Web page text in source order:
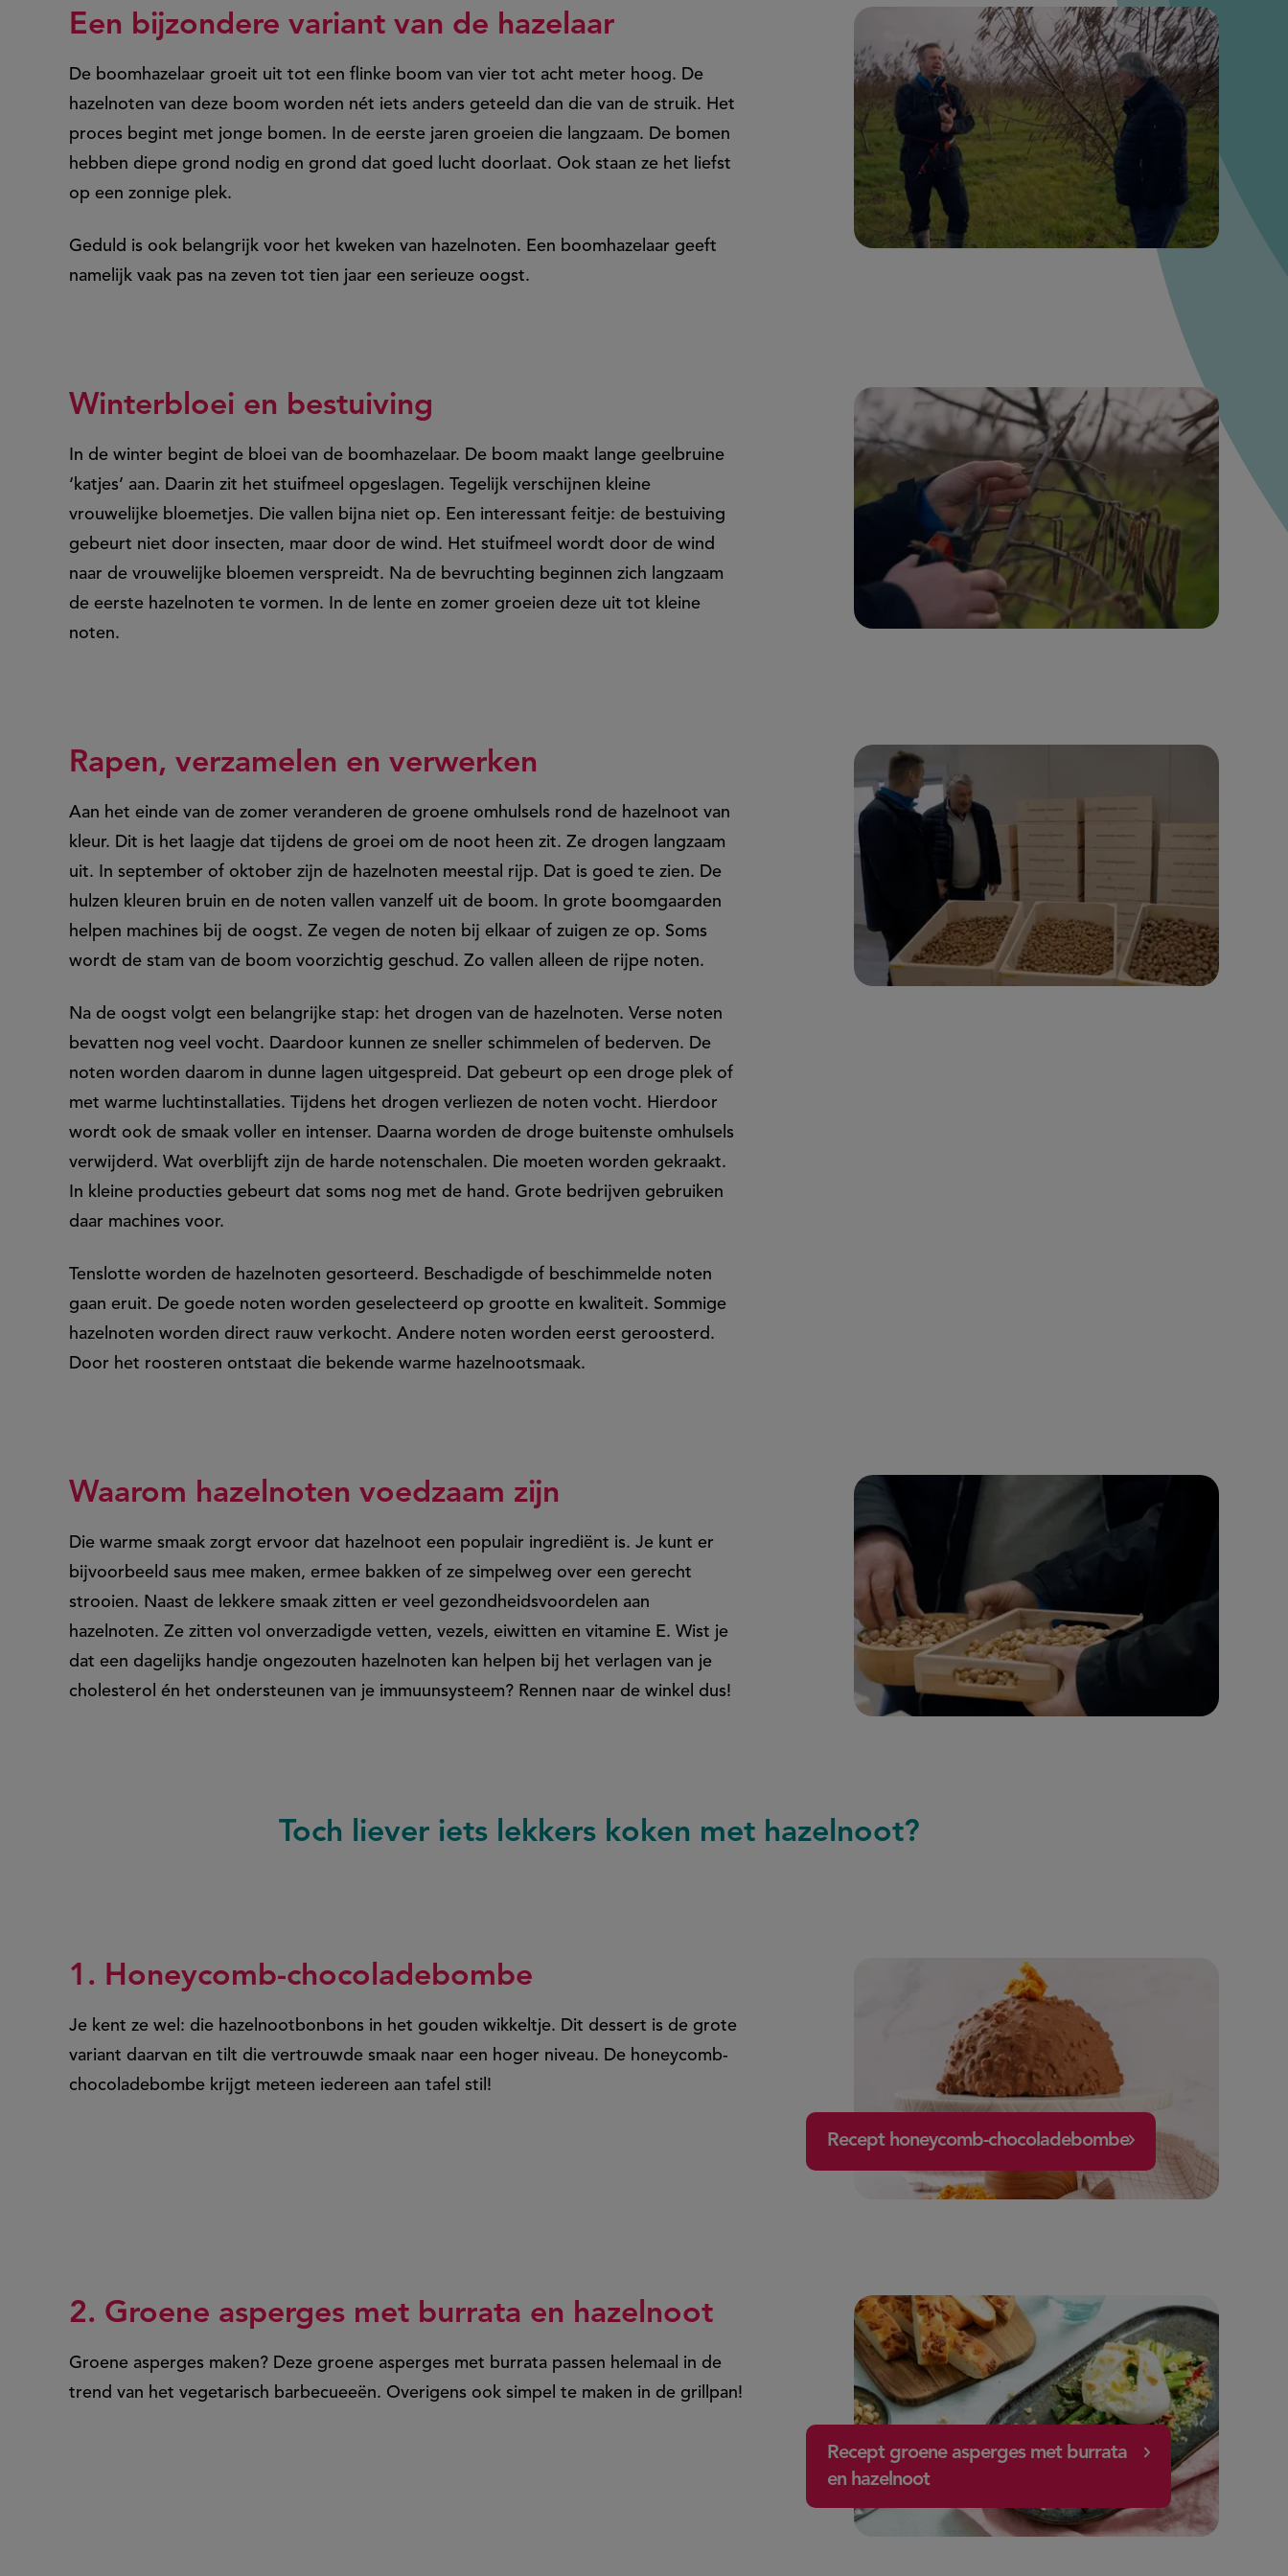
Een bijzondere variant van de hazelaar
De boomhazelaar groeit uit tot een flinke boom van vier tot acht meter hoog. De
hazelnoten van deze boom worden nét iets anders geteeld dan die van de struik. Het
proces begint met jonge bomen. In de eerste jaren groeien die langzaam. De bomen
hebben diepe grond nodig en grond dat goed lucht doorlaat. Ook staan ze het liefst
op een zonnige plek.
Geduld is ook belangrijk voor het kweken van hazelnoten. Een boomhazelaar geeft
namelijk vaak pas na zeven tot tien jaar een serieuze oogst.
Winterbloei en bestuiving
In de winter begint de bloei van de boomhazelaar. De boom maakt lange geelbruine
‘katjes’ aan. Daarin zit het stuifmeel opgeslagen. Tegelijk verschijnen kleine
vrouwelijke bloemetjes. Die vallen bijna niet op. Een interessant feitje: de bestuiving
gebeurt niet door insecten, maar door de wind. Het stuifmeel wordt door de wind
naar de vrouwelijke bloemen verspreidt. Na de bevruchting beginnen zich langzaam
de eerste hazelnoten te vormen. In de lente en zomer groeien deze uit tot kleine
noten.
Rapen, verzamelen en verwerken
Aan het einde van de zomer veranderen de groene omhulsels rond de hazelnoot van
kleur. Dit is het laagje dat tijdens de groei om de noot heen zit. Ze drogen langzaam
uit. In september of oktober zijn de hazelnoten meestal rijp. Dat is goed te zien. De
hulzen kleuren bruin en de noten vallen vanzelf uit de boom. In grote boomgaarden
helpen machines bij de oogst. Ze vegen de noten bij elkaar of zuigen ze op. Soms
wordt de stam van de boom voorzichtig geschud. Zo vallen alleen de rijpe noten.
Na de oogst volgt een belangrijke stap: het drogen van de hazelnoten. Verse noten
bevatten nog veel vocht. Daardoor kunnen ze sneller schimmelen of bederven. De
noten worden daarom in dunne lagen uitgespreid. Dat gebeurt op een droge plek of
met warme luchtinstallaties. Tijdens het drogen verliezen de noten vocht. Hierdoor
wordt ook de smaak voller en intenser. Daarna worden de droge buitenste omhulsels
verwijderd. Wat overblijft zijn de harde notenschalen. Die moeten worden gekraakt.
In kleine producties gebeurt dat soms nog met de hand. Grote bedrijven gebruiken
daar machines voor.
Tenslotte worden de hazelnoten gesorteerd. Beschadigde of beschimmelde noten
gaan eruit. De goede noten worden geselecteerd op grootte en kwaliteit. Sommige
hazelnoten worden direct rauw verkocht. Andere noten worden eerst geroosterd.
Door het roosteren ontstaat die bekende warme hazelnootsmaak.
Waarom hazelnoten voedzaam zijn
Die warme smaak zorgt ervoor dat hazelnoot een populair ingrediënt is. Je kunt er
bijvoorbeeld saus mee maken, ermee bakken of ze simpelweg over een gerecht
strooien. Naast de lekkere smaak zitten er veel gezondheidsvoordelen aan
hazelnoten. Ze zitten vol onverzadigde vetten, vezels, eiwitten en vitamine E. Wist je
dat een dagelijks handje ongezouten hazelnoten kan helpen bij het verlagen van je
cholesterol én het ondersteunen van je immuunsysteem? Rennen naar de winkel dus!
Toch liever iets lekkers koken met hazelnoot?
1. Honeycomb-chocoladebombe
Je kent ze wel: die hazelnootbonbons in het gouden wikkeltje. Dit dessert is de grote
variant daarvan en tilt die vertrouwde smaak naar een hoger niveau. De honeycomb-
chocoladebombe krijgt meteen iedereen aan tafel stil!
Recept honeycomb-chocoladebombe
2. Groene asperges met burrata en hazelnoot
Groene asperges maken? Deze groene asperges met burrata passen helemaal in de
trend van het vegetarisch barbecueeën. Overigens ook simpel te maken in de grillpan!
Recept groene asperges met burrata
en hazelnoot